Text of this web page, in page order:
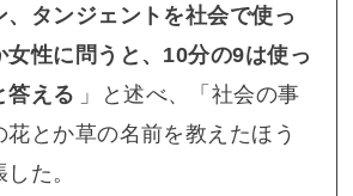
、タンジェントを社会で使っ
女性に問うと、10分の9は使っ
答える 」と述べ、「社会の事
とか草の名前を教えたほう
た。